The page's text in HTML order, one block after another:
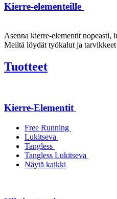
Kierre-elementeille
Asenna kierre-elementit nopeasti,
Meiltä löydät työkalut ja tarvikkeet
Tuotteet
Kierre-Elementit
Free Running
Lukitseva
Tangless
Tangless Lukitseva
Näytä kaikki